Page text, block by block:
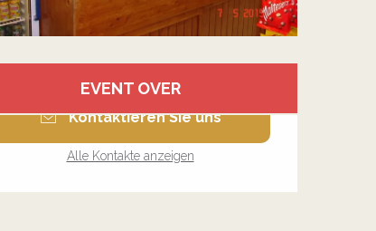
&
EVENT OVER
Kontaktieren Sie uns
Alle Kontakte anzeigen